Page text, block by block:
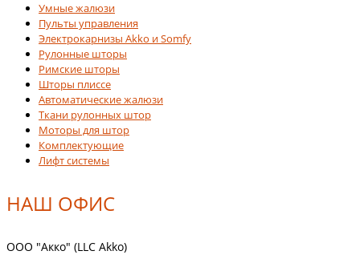
Умные жалюзи
Пульты управления
Электрокарнизы Akko и Somfy
Рулонные шторы
Римские шторы
Шторы плиссе
Автоматические жалюзи
Ткани рулонных штор
Моторы для штор
Комплектующие
Лифт системы
НАШ ОФИС
ООО "Акко" (LLC Akko)